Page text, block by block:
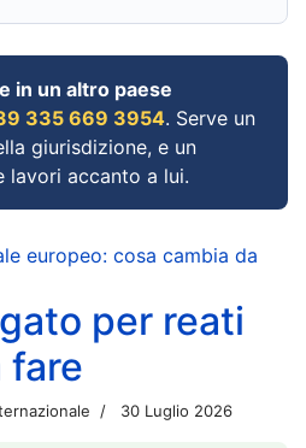
in un altro paese
335 669 3954. Serve un
giurisdizione, e un
lavori accanto a lui.
europeo: cosa cambia da
per reati
fare
30 Luglio 2026